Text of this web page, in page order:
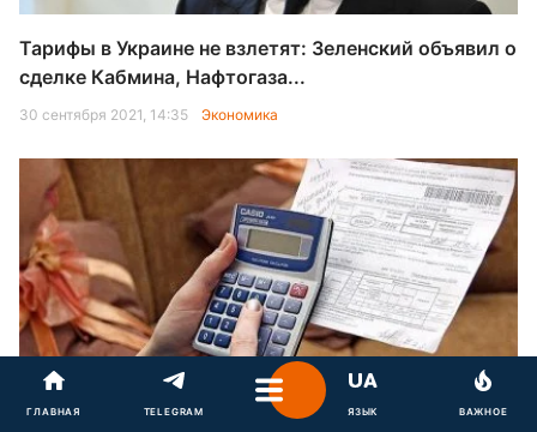
Тарифы в Украине не взлетят: Зеленский объявил о
сделке Кабмина, Нафтогаза...
30 сентября 2021, 14:35 Экономика
Свет подешевеет, газ "взлетит" в цене: что будет с
ГЛАВНАЯ TELEGRAM ЯЗЫК ВАЖНОЕ